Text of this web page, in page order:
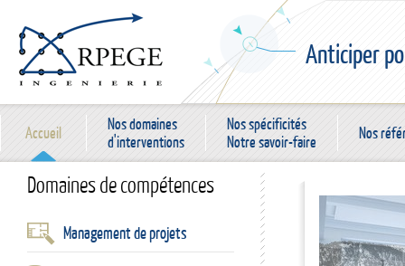
Anticiper
Accueil
Nos domaines
d'interventions
Nos spécificités
Notre savoir-faire
Nos
Domaines de compétences
Management de projets